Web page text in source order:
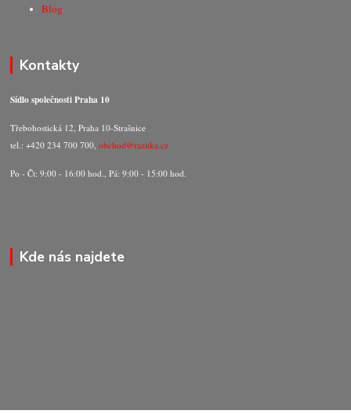
Blog
Kontakty
Sídlo společnosti Praha 10
Třebohostická 12, Praha 10-Strašnice
tel.: +420 234 700 700,obchod@razitka.cz
Po - Čt: 9:00 - 16:00 hod., Pá: 9:00 - 15:00 hod.
Kde nás najdete